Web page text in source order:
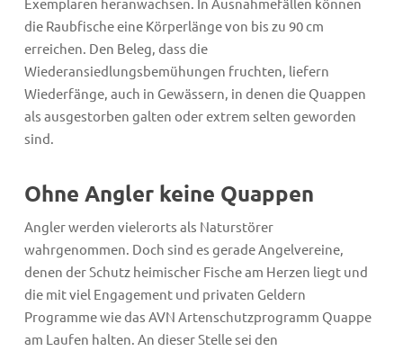
die Raubfische eine Körperlänge von bis zu 90 cm
erreichen. Den Beleg, dass die
Wiederansiedlungsbemühungen fruchten, liefern
Wiederfänge, auch in Gewässern, in denen die Quappen
als ausgestorben galten oder extrem selten geworden
sind.
Ohne Angler keine Quappen
Angler werden vielerorts als Naturstörer
wahrgenommen. Doch sind es gerade Angelvereine,
denen der Schutz heimischer Fische am Herzen liegt und
die mit viel Engagement und privaten Geldern
Programme wie das AVN Artenschutzprogramm Quappe
am Laufen halten. An dieser Stelle sei den